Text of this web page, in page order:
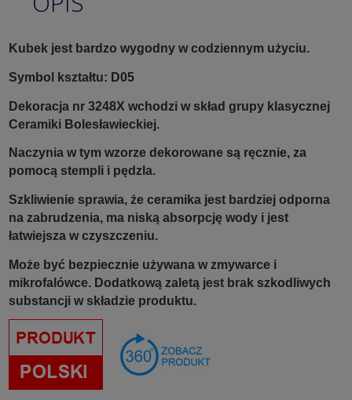
Kubek jest bardzo wygodny w codziennym użyciu.
Symbol kształtu: D05
Dekoracja nr 3248X wchodzi w skład grupy klasycznej
Ceramiki Bolesławieckiej.
Naczynia w tym wzorze dekorowane są ręcznie, za
pomocą stempli i pędzla.
Szkliwienie sprawia, że ceramika jest bardziej odporna
na zabrudzenia, ma niską absorpcję wody i jest
łatwiejsza w czyszczeniu.
Może być bezpiecznie używana w zmywarce i
mikrofalówce. Dodatkową zaletą jest brak szkodliwych
substancji w składzie produktu.